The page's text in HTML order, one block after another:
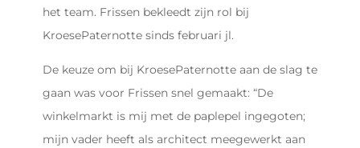
het team. Frissen bekleedt zijn rol bij
KroesePaternotte sinds februari jl.
De keuze om bij KroesePaternotte aan de slag te
gaan was voor Frissen snel gemaakt: “De
winkelmarkt is mij met de paplepel ingegoten;
mijn vader heeft als architect meegewerkt aan